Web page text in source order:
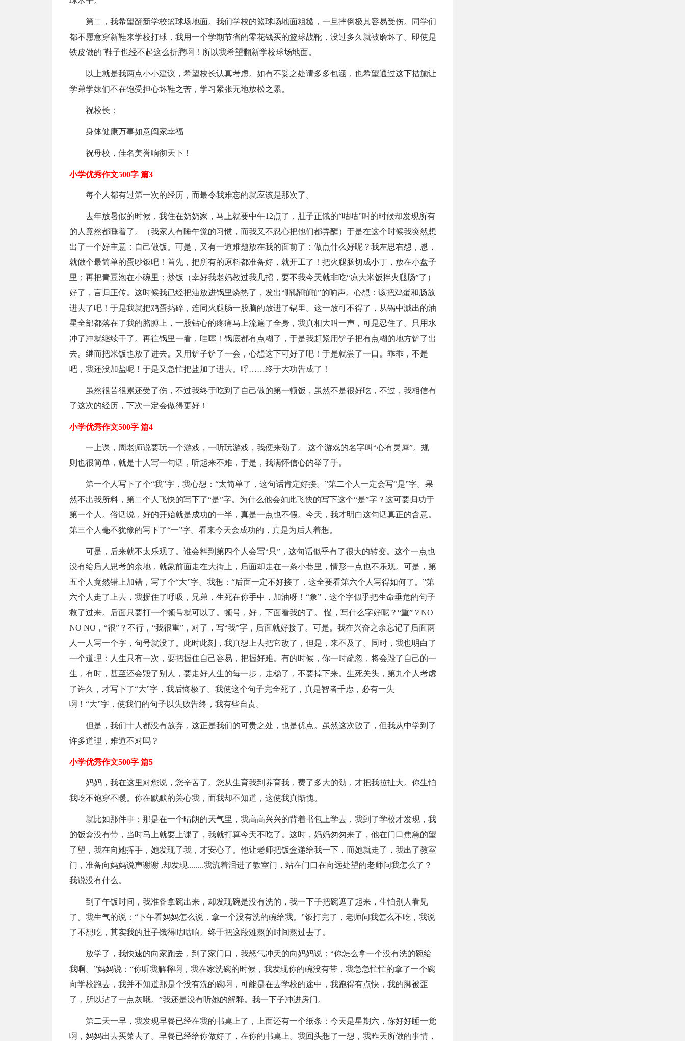
第二，我希望翻新学校篮球场地面。我们学校的篮球场地面粗糙，一旦摔倒极其容易受伤。同学们
都不愿意穿新鞋来学校打球，我用一个学期节省的零花钱买的篮球战靴，没过多久就被磨坏了。即使是
铁皮做的`鞋子也经不起这么折腾啊！所以我希望翻新学校球场地面。
以上就是我两点小小建议，希望校长认真考虑。如有不妥之处请多多包涵，也希望通过这下措施让
学弟学妹们不在饱受担心坏鞋之苦，学习紧张无地放松之累。
祝校长：
身体健康万事如意阖家幸福
祝母校，佳名美誉响彻天下！
小学优秀作文500字 篇3
每个人都有过第一次的经历，而最令我难忘的就应该是那次了。
去年放暑假的时候，我住在奶奶家，马上就要中午12点了，肚子正饿的“咕咕”叫的时候却发现所有
的人竟然都睡着了。（我家人有睡午觉的习惯，而我又不忍心把他们都弄醒）于是在这个时候我突然想
出了一个好主意：自己做饭。可是，又有一道难题放在我的面前了：做点什么好呢？我左思右想，恩，
就做个最简单的蛋吵饭吧！首先，把所有的原料都准备好，就开工了！把火腿肠切成小丁，放在小盘子
里；再把青豆泡在小碗里：炒饭（幸好我老妈教过我几招，要不我今天就非吃“凉大米饭拌火腿肠”了）
好了，言归正传。这时候我已经把油放进锅里烧热了，发出“噼噼啪啪”的响声。心想：该把鸡蛋和肠放
进去了吧！于是我就把鸡蛋捣碎，连同火腿肠一股脑的放进了锅里。这一放可不得了，从锅中溅出的油
星全部都落在了我的胳膊上，一股钻心的疼痛马上流遍了全身，我真相大叫一声，可是忍住了。只用水
冲了冲就继续干了。再往锅里一看，哇噻！锅底都有点糊了，于是我赶紧用铲子把有点糊的地方铲了出
去。继而把米饭也放了进去。又用铲子铲了一会，心想这下可好了吧！于是就尝了一口。乖乖，不是
吧，我还没加盐呢！于是又急忙把盐加了进去。呼……终于大功告成了！
虽然很苦很累还受了伤，不过我终于吃到了自己做的第一顿饭，虽然不是很好吃，不过，我相信有
了这次的经历，下次一定会做得更好！
小学优秀作文500字 篇4
一上课，周老师说要玩一个游戏，一听玩游戏，我便来劲了。 这个游戏的名字叫“心有灵犀”。规
则也很简单，就是十人写一句话，听起来不难，于是，我满怀信心的举了手。
第一个人写下了个“我”字，我心想：“太简单了，这句话肯定好接。”第二个人一定会写“是”字。果
然不出我所料，第二个人飞快的写下了“是”字。为什么他会如此飞快的写下这个“是”字？这可要归功于
第一个人。俗话说，好的开始就是成功的一半，真是一点也不假。今天，我才明白这句话真正的含意。
第三个人毫不犹豫的写下了“一”字。看来今天会成功的，真是为后人着想。
可是，后来就不太乐观了。谁会料到第四个人会写“只”，这句话似乎有了很大的转变。这个一点也
没有给后人思考的余地，就象前面走在大街上，后面却走在一条小巷里，情形一点也不乐观。可是，第
五个人竟然错上加错，写了个“大”字。我想：“后面一定不好接了，这全要看第六个人写得如何了。”第
六个人走了上去，我摒住了呼吸，兄弟，生死在你手中，加油呀！“象”，这个字似乎把生命垂危的句子
救了过来。后面只要打一个顿号就可以了。顿号，好，下面看我的了。 慢，写什么字好呢？“重”？NO
NO NO，“很”？不行，“我很重”，对了，写“我”字，后面就好接了。可是。我在兴奋之余忘记了后面两
人一人写一个字，句号就没了。此时此刻，我真想上去把它改了，但是，来不及了。同时，我也明白了
一个道理：人生只有一次，要把握住自己容易，把握好难。有的时候，你一时疏忽，将会毁了自己的一
生，有时，甚至还会毁了别人，要走好人生的每一步，走稳了，不要掉下来。生死关头，第九个人考虑
了许久，才写下了“大”字，我后悔极了。我使这个句子完全死了，真是智者千虑，必有一失
啊！“大”字，使我们的句子以失败告终，我有些自责。
但是，我们十人都没有放弃，这正是我们的可贵之处，也是优点。虽然这次败了，但我从中学到了
许多道理，难道不对吗？
小学优秀作文500字 篇5
妈妈，我在这里对您说，您辛苦了。您从生育我到养育我，费了多大的劲，才把我拉扯大。你生怕
我吃不饱穿不暖。你在默默的关心我，而我却不知道，这使我真惭愧。
就比如那件事：那是在一个晴朗的天气里，我高高兴兴的背着书包上学去，我到了学校才发现，我
的饭盒没有带，当时马上就要上课了，我就打算今天不吃了。这时，妈妈匆匆来了，他在门口焦急的望
了望，我在向她挥手，她发现了我，才安心了。他让老师把饭盒递给我一下，而她就走了，我出了教室
门，准备向妈妈说声谢谢 ,却发现........我流着泪进了教室门，站在门口在向远处望的老师问我怎么了？
我说没有什么。
到了午饭时间，我准备拿碗出来，却发现碗是没有洗的，我一下子把碗遮了起来，生怕别人看见
了。我生气的说：“下午看妈妈怎么说，拿一个没有洗的碗给我。”饭打完了，老师问我怎么不吃，我说
了不想吃，其实我的肚子饿得咕咕响。终于把这段难熬的时间熬过去了。
放学了，我快速的向家跑去，到了家门口，我怒气冲天的向妈妈说：“你怎么拿一个没有洗的碗给
我啊。”妈妈说：“你听我解释啊，我在家洗碗的时候，我发现你的碗没有带，我急急忙忙的拿了一个碗
向学校跑去，我并不知道那是个没有洗的碗啊，可能是在去学校的途中，我跑得有点快，我的脚被歪
了，所以沾了一点灰哦。”我还是没有听她的解释。我一下子冲进房门。
第二天一早，我发现早餐已经在我的书桌上了，上面还有一个纸条：今天是星期六，你好好睡一觉
啊，妈妈出去买菜去了。早餐已经给你做好了，在你的书桌上。我回头想了一想，我昨天所做的事情，